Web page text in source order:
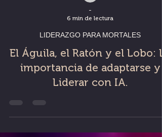
6 min de lectura
LIDERAZGO PARA MORTALES
El Águila, el Ratón y el Lobo:
importancia de adaptarse y
Liderar con IA.